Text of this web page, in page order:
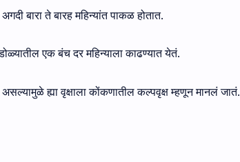
बारा ते बारह महिन्यांत पाकळ होतात.
एक बंच दर महिन्याला काढण्यात येतं.
ह्या वृक्षाला कोंकणातील कल्पवृक्ष म्हणून मानलं जातं.